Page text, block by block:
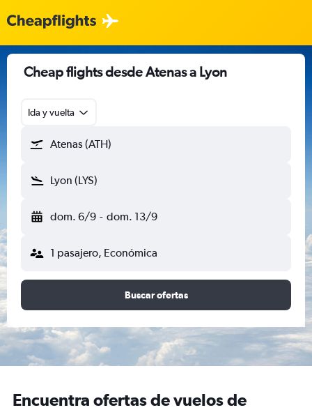
Cheap flights desde Atenas a Lyon
Ida y vuelta
Atenas (ATH)
Lyon (LYS)
dom. 6/9 - dom. 13/9
1 pasajero, Económica
Buscar ofertas
Encuentra ofertas de vuelos de